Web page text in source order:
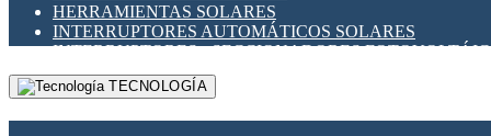
HERRAMIENTAS SOLARES
INTERRUPTORES AUTOMÁTICOS SOLARES
INTERRUPTORES - SECCIONADORES
MONTAJE PANEL SOLAR
PORTA FUSIBLES Y SECCIONADORES
TECNOLOGÍA